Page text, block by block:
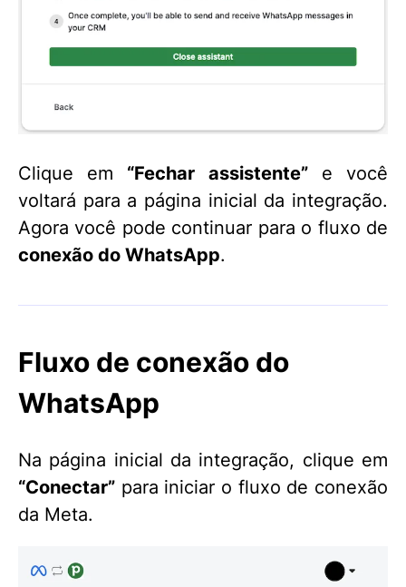
Clique em “Fechar assistente”e você
voltará para a página inicial da integração.
Agora você pode continuar para o fluxo de
conexão do WhatsApp.
Fluxo de conexão do
WhatsApp
Na página inicial da integração, clique em
“Conectar” para iniciar o fluxo de conexão
da Meta.